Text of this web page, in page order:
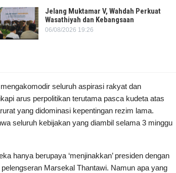
Jelang Muktamar V, Wahdah Perkuat
Wasathiyah dan Kebangsaan
06/08/2026 19:26
seluruh aspirasi rakyat dan
arus perpolitikan terutama pasca kudeta atas
yang didominasi kepentingan rezim lama.
seluruh kebijakan yang diambil selama 3 minggu
hanya berupaya ‘menjinakkan’ presiden dengan
Marsekal Thantawi. Namun apa yang